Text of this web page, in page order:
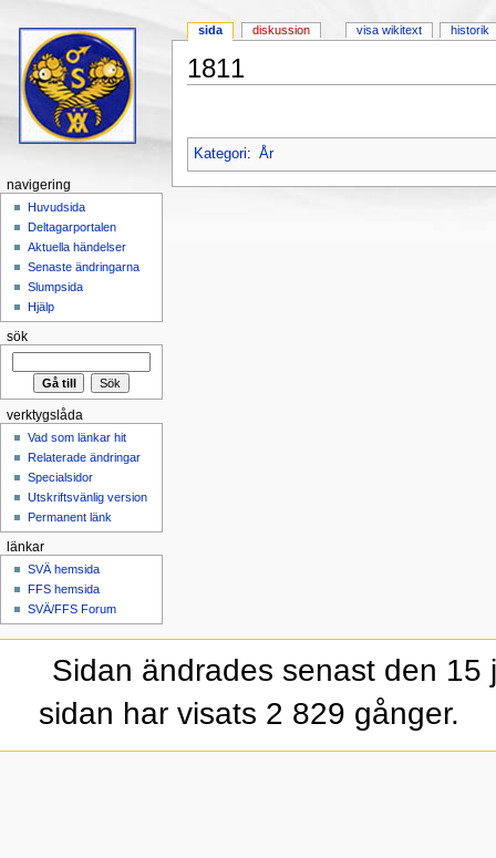
1811
Kategori: År
sida diskussion visa wikitext historik
navigering
Huvudsida
Deltagarportalen
Aktuella händelser
Senaste ändringarna
Slumpsida
Hjälp
sök
verktygslåda
Vad som länkar hit
Relaterade ändringar
Specialsidor
Utskriftsvänlig version
Permanent länk
länkar
SVÄ hemsida
FFS hemsida
SVÄ/FFS Forum
Sidan ändrades senast den 15
sidan har visats 2 829 gånger.